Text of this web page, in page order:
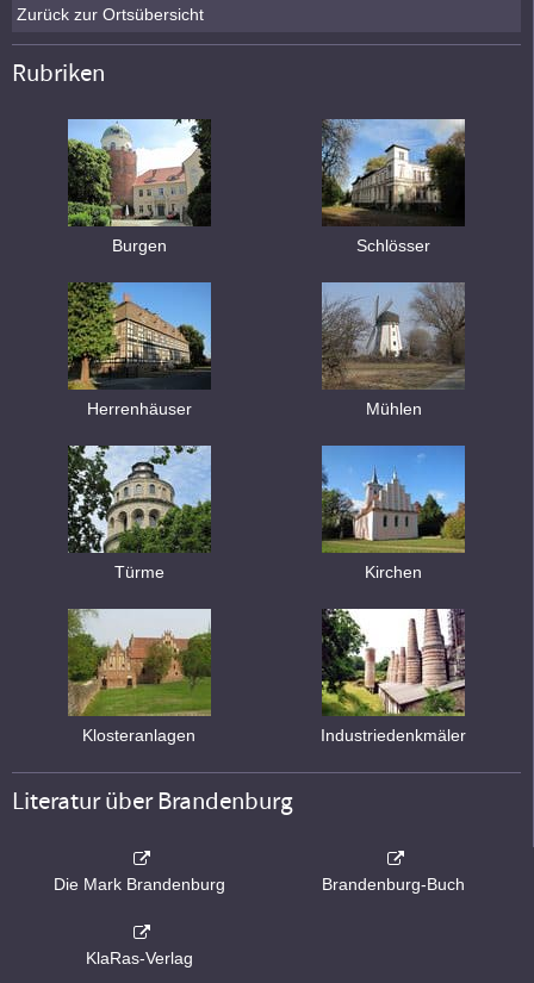
Zurück zur Ortsübersicht
Rubriken
Burgen Schlösser
Herrenhäuser Mühlen
Türme Kirchen
Klosteranlagen Industriedenkmäler
Literatur über Brandenburg
Die Mark Brandenburg Brandenburg-Buch
KlaRas-Verlag